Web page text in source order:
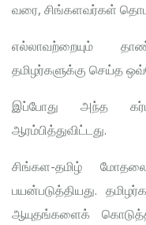
வரை, சிங்களவர்கள்
எல்லாவற்றையும்
தமிழர்களுக்கு செய்த
இப்போது அந்த
ஆரம்பித்துவிட்டது.
சிங்கள-தமிழ்
பயன்படுத்தியது.
ஆயுதங்களைக்